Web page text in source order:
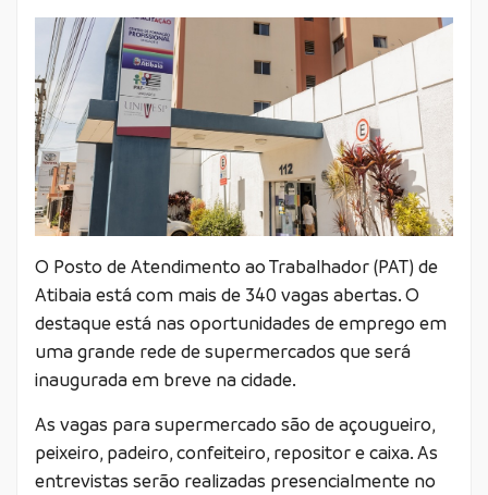
O Posto de Atendimento ao Trabalhador (PAT) de
Atibaia está com mais de 340 vagas abertas. O
destaque está nas oportunidades de emprego em
uma grande rede de supermercados que será
inaugurada em breve na cidade.
As vagas para supermercado são de açougueiro,
peixeiro, padeiro, confeiteiro, repositor e caixa. As
entrevistas serão realizadas presencialmente no